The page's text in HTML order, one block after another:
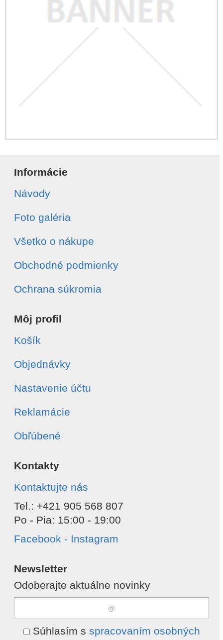
Informácie
Návody
Foto galéria
Všetko o nákupe
Obchodné podmienky
Ochrana súkromia
Môj profil
Košík
Objednávky
Nastavenie účtu
Reklamácie
Obľúbené
Kontakty
Kontaktujte nás
Tel.: +421 905 568 807
Po - Pia: 15:00 - 19:00
Facebook - Instagram
Newsletter
Odoberajte aktuálne novinky
Súhlasím s spracovaním osobných